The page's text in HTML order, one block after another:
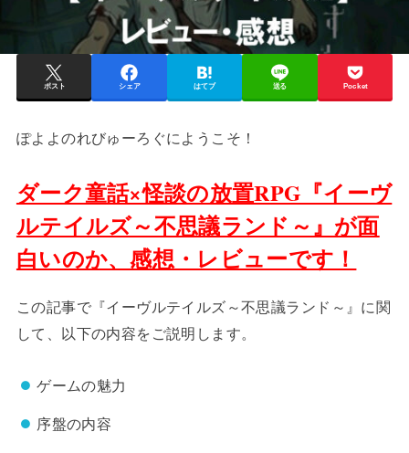
ポスト シェア はてブ 送る Pocket
ぽよよのれびゅーろぐにようこそ！
ダーク童話×怪談の放置RPG『イーヴ
ルテイルズ～不思議ランド～』が面
白いのか、感想・レビューです！
この記事で『イーヴルテイルズ～不思議ランド～』に関
して、以下の内容をご説明します。
ゲームの魅力
序盤の内容